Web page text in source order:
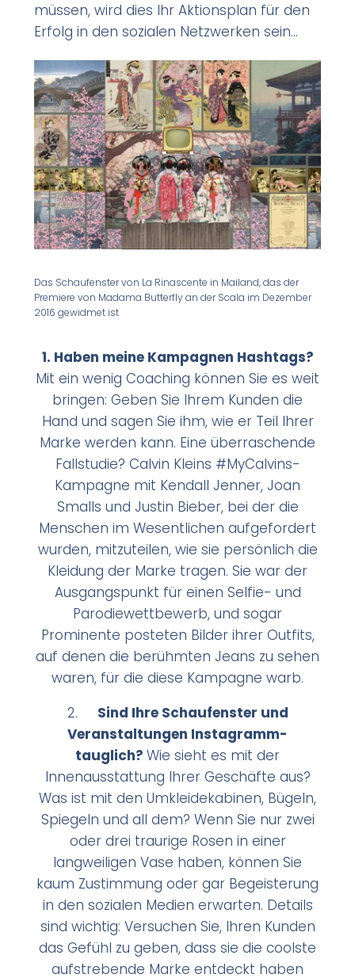
müssen, wird dies Ihr Aktionsplan für den
Erfolg in den sozialen Netzwerken sein...
Das Schaufenster von La Rinascente in Mailand, das der
Premiere von Madama Butterfly an der Scala im Dezember
2016 gewidmet ist
1. Haben meine Kampagnen Hashtags?
Mit ein wenig Coaching können Sie es weit
bringen: Geben Sie Ihrem Kunden die
Hand und sagen Sie ihm, wie er Teil Ihrer
Marke werden kann. Eine überraschende
Fallstudie? Calvin Kleins #MyCalvins-
Kampagne mit Kendall Jenner, Joan
Smalls und Justin Bieber, bei der die
Menschen im Wesentlichen aufgefordert
wurden, mitzuteilen, wie sie persönlich die
Kleidung der Marke tragen. Sie war der
Ausgangspunkt für einen Selfie- und
Parodiewettbewerb, und sogar
Prominente posteten Bilder ihrer Outfits,
auf denen die berühmten Jeans zu sehen
waren, für die diese Kampagne warb.
2. Sind Ihre Schaufenster und
Veranstaltungen Instagramm-
tauglich? Wie sieht es mit der
Innenausstattung Ihrer Geschäfte aus?
Was ist mit den Umkleidekabinen, Bügeln,
Spiegeln und all dem? Wenn Sie nur zwei
oder drei traurige Rosen in einer
langweiligen Vase haben, können Sie
kaum Zustimmung oder gar Begeisterung
in den sozialen Medien erwarten. Details
sind wichtig: Versuchen Sie, Ihren Kunden
das Gefühl zu geben, dass sie die coolste
aufstrebende Marke entdeckt haben